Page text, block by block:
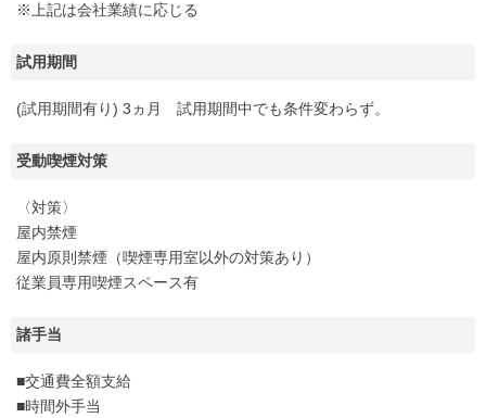
※上記は会社業績に応じる
試用期間
(試用期間有り) 3ヵ月 試用期間中でも条件変わらず。
受動喫煙対策
〈対策〉
屋内禁煙
屋内原則禁煙（喫煙専用室以外の対策あり）
従業員専用喫煙スペース有
諸手当
■交通費全額支給
■時間外手当